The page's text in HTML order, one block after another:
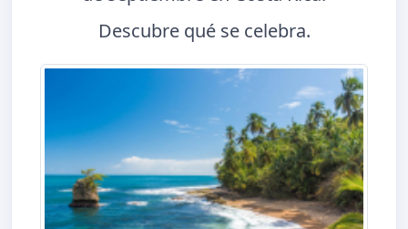
Descubre qué se celebra.